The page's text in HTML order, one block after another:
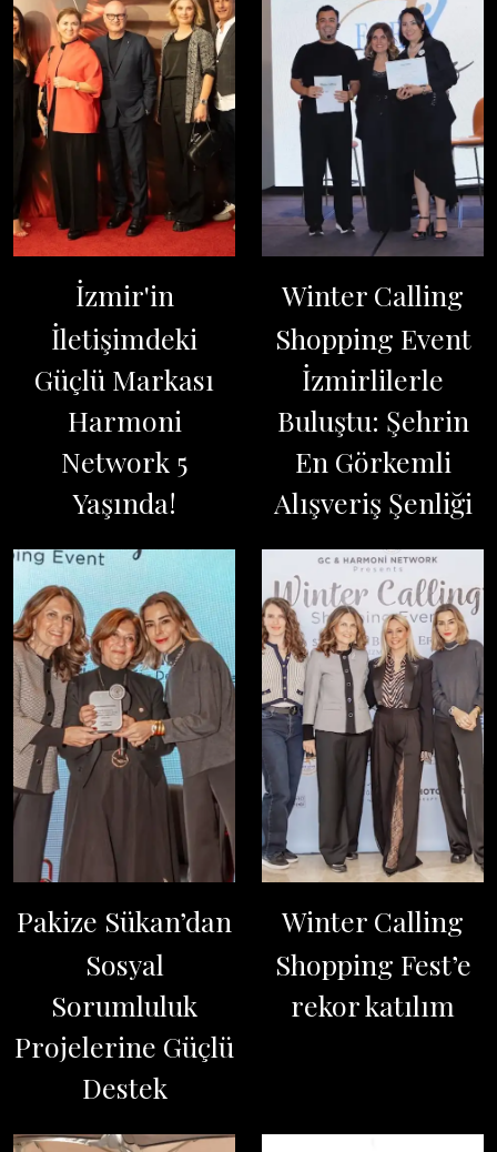
İzmir'in
İletişimdeki
Güçlü Markası
Harmoni
Network 5
Yaşında!
Winter Calling
Shopping Event
İzmirlilerle
Buluştu: Şehrin
En Görkemli
Alışveriş Şenliği
Pakize Sükan’dan
Sosyal
Sorumluluk
Projelerine Güçlü
Destek
Winter Calling
Shopping Fest’e
rekor katılım